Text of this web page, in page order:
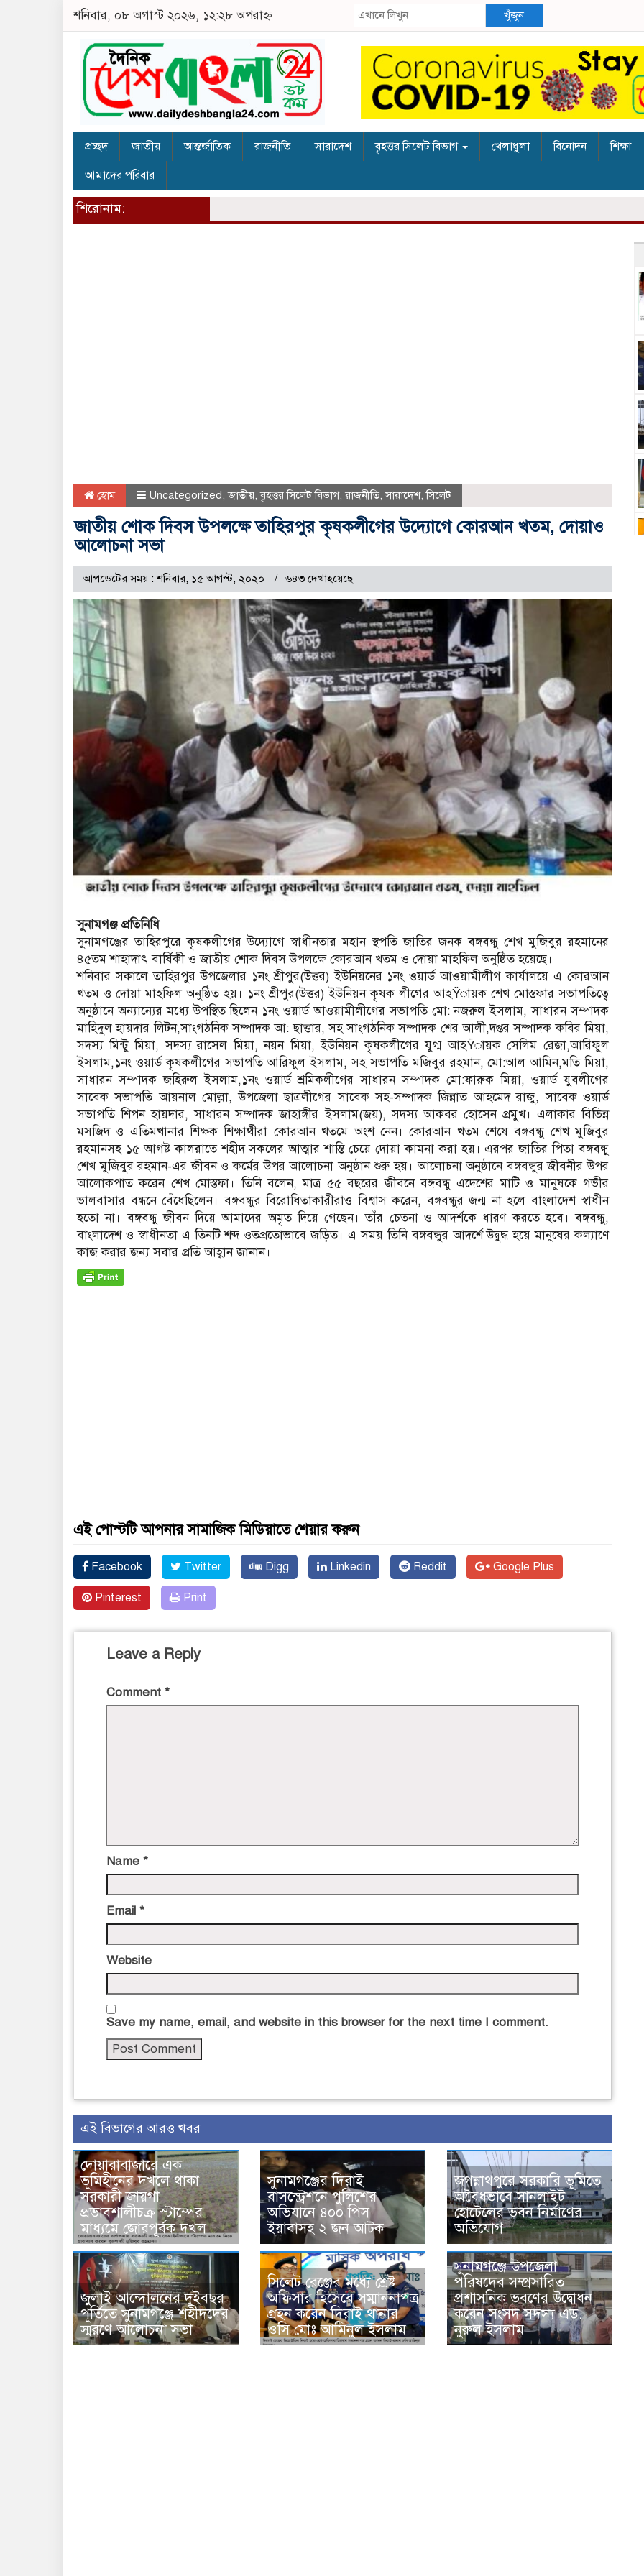
শনিবার, ০৮ অগাস্ট ২০২৬, ১২:২৮ অপরাহ্ন খুঁজুন
প্রচ্ছদ জাতীয় আন্তর্জাতিক রাজনীতি সারাদেশ বৃহত্তর সিলেট বিভাগ খেলাধুলা বিনোদন শিক্ষা
আমাদের পরিবার
শিরোনাম:
হোম Uncategorized,জাতীয়,বৃহত্তর সিলেট বিভাগ, রাজনীতি,সারাদেশ,সিলেট
জাতীয় শোক দিবস উপলক্ষে তাহিরপুর কৃষকলীগের উদ্যোগে কোরআন খতম, দোয়াও
আলোচনা সভা
আপডেটের সময় : শনিবার, ১৫ আগস্ট, ২০২০ ৬৪৩ দেখাহয়েছে
সুনামগঞ্জ প্রতিনিধি
সুনামগঞ্জের তাহিরপুরে কৃষকলীগের উদ্যোগে স্বাধীনতার মহান স্থপতি জাতির জনক বঙ্গবন্ধু শেখ মুজিবুর রহমানের
৪৫তম শাহাদাৎ বার্ষিকী ও জাতীয় শোক দিবস উপলক্ষে কোরআন খতম ও দোয়া মাহফিল অনুষ্ঠিত হয়েছে।
শনিবার সকালে তাহিরপুর উপজেলার ১নং শ্রীপুর(উত্তর) ইউনিয়নের ১নং ওয়ার্ড আওয়ামীলীগ কার্যালয়ে এ কোরআন
খতম ও দোয়া মাহফিল অনুষ্ঠিত হয়। ১নং শ্রীপুর(উত্তর) ইউনিয়ন কৃষক লীগের আহŸায়ক শেখ মোস্তফার সভাপতিত্বে
অনুষ্ঠানে অন্যান্যের মধ্যে উপস্থিত ছিলেন ১নং ওয়ার্ড আওয়ামীলীগের সভাপতি মো: নজরুল ইসলাম, সাধারন সম্পাদক
মাহিদুল হায়দার লিটন,সাংগঠনিক সম্পাদক আ: ছাত্তার, সহ সাংগঠনিক সম্পাদক শের আলী,দপ্তর সম্পাদক কবির মিয়া,
সদস্য মিন্টু মিয়া, সদস্য রাসেল মিয়া, নয়ন মিয়া, ইউনিয়ন কৃষকলীগের যুগ্ম আহŸায়ক সেলিম রেজা,আরিফুল
ইসলাম,১নং ওয়ার্ড কৃষকলীগের সভাপতি আরিফুল ইসলাম, সহ সভাপতি মজিবুর রহমান, মো:আল আমিন,মতি মিয়া,
সাধারন সম্পাদক জহিরুল ইসলাম,১নং ওয়ার্ড শ্রমিকলীগের সাধারন সম্পাদক মো:ফারুক মিয়া, ওয়ার্ড যুবলীগের
সাবেক সভাপতি আয়নাল মোল্লা, উপজেলা ছাত্রলীগের সাবেক সহ-সম্পাদক জিন্নাত আহমেদ রাজু, সাবেক ওয়ার্ড
সভাপতি শিপন হায়দার, সাধারন সম্পাদক জাহাঙ্গীর ইসলাম(জয়), সদস্য আকবর হোসেন প্রমুখ। এলাকার বিভিন্ন
মসজিদ ও এতিমখানার শিক্ষক শিক্ষার্থীরা কোরআন খতমে অংশ নেন। কোরআন খতম শেষে বঙ্গবন্ধু শেখ মুজিবুর
রহমানসহ ১৫ আগষ্ট কালরাতে শহীদ সকলের আত্মার শান্তি চেয়ে দোয়া কামনা করা হয়। এরপর জাতির পিতা বঙ্গবন্ধু
শেখ মুজিবুর রহমান-এর জীবন ও কর্মের উপর আলোচনা অনুষ্ঠান শুরু হয়। আলোচনা অনুষ্ঠানে বঙ্গবন্ধুর জীবনীর উপর
আলোকপাত করেন শেখ মোস্তফা। তিনি বলেন, মাত্র ৫৫ বছরের জীবনে বঙ্গবন্ধু এদেশের মাটি ও মানুষকে গভীর
ভালবাসার বন্ধনে বেঁধেছিলেন। বঙ্গবন্ধুর বিরোধিতাকারীরাও বিশ্বাস করেন, বঙ্গবন্ধুর জন্ম না হলে বাংলাদেশ স্বাধীন
হতো না। বঙ্গবন্ধু জীবন দিয়ে আমাদের অমৃত দিয়ে গেছেন। তাঁর চেতনা ও আদর্শকে ধারণ করতে হবে। বঙ্গবন্ধু,
বাংলাদেশ ও স্বাধীনতা এ তিনটি শব্দ ওতপ্রতোভাবে জড়িত। এ সময় তিনি বঙ্গবন্ধুর আদর্শে উদ্বুদ্ধ হয়ে মানুষের কল্যাণে
কাজ করার জন্য সবার প্রতি আহ্বান জানান।
এই পোস্টটি আপনার সামাজিক মিডিয়াতে শেয়ার করুন
Facebook Twitter Digg Linkedin Reddit Google Plus
Pinterest Print
Leave a Reply
Comment *
Name *
Email *
Website
Save my name, email, and website in this browser for the next time I comment.
এই বিভাগের আরও খবর
দোয়ারাবাজারে এক
ভূমিহীনের দখলে থাকা
সরকারী জায়গা
প্রভাবশালীচক্র স্টাম্পের
মাধ্যমে জোরপূর্বক দখল
সুনামগঞ্জের দিরাই
বাসস্ট্রেশনে পুলিশের
অভিযানে ৪০০ পিস
ইয়াবাসহ ২ জন আটক
জগন্নাথপুরে সরকারি ভূমিতে
অবৈধভাবে সানলাইট
হোটেলের ভবন নির্মাণের
অভিযোগ
জুলাই আন্দোলনের দুইবছর
পূর্তিতে সুনামগঞ্জে শহীদদের
স্মরণে আলোচনা সভা
সিলেট রেঞ্জের মধ্যে শ্রেষ্ট
অফিসার হিসেবে সম্মাননাপত্র
গ্রহন করেন দিরাই থানার
ওসি মোঃ আমিনুল ইসলাম
সুনামগঞ্জে উপজেলা
পরিষদের সম্প্রসারিত
প্রশাসনিক ভবণের উদ্বোধন
করেন সংসদ সদস্য এড.
নুরুল ইসলাম